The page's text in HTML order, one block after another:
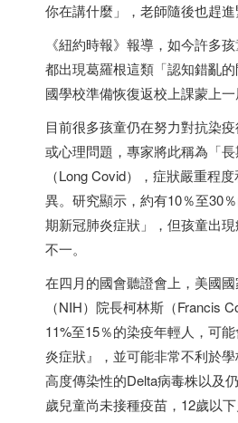
你在講什麼」，老師隨後也趕進
《紐約時報》報導，如今許多
都出現葛羅根這類「認知錯亂
國學校準備恢復返校上課蒙上一
目前很多孩童仍在努力對抗染
或心理問題，專家將此稱為「長
（Long Covid），症狀嚴重程
異。研究顯示，約有10％至30
期新冠肺炎症狀」，但孩童出
不一。
在四月的國會聽證會上，美國
（NIH）院長柯林斯（Francis
11%至15％的染疫年輕人，可
炎症狀』，並可能非常不利於
高度傳染性的Delta病毒株以及
歲兒童尚未接種疫苗，12歲以